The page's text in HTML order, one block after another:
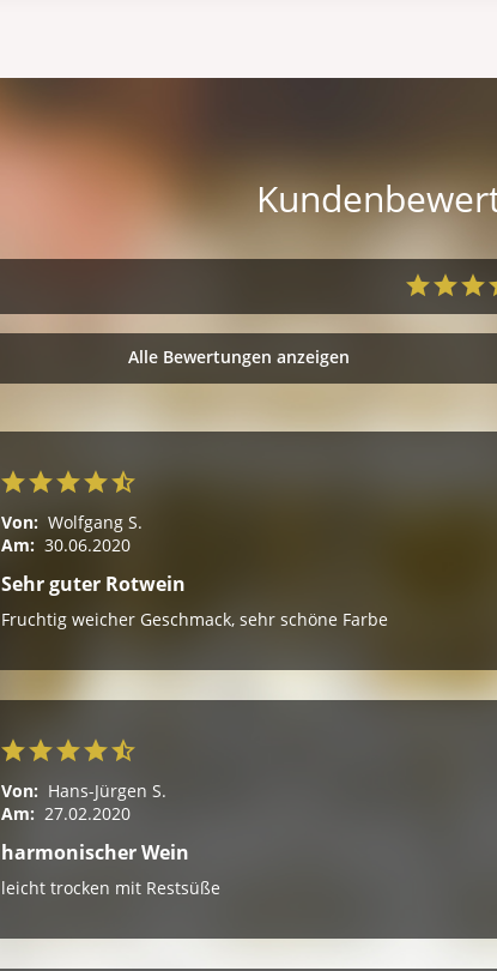
Alle Bewertungen anzeigen
Von: Wolfgang S.
Am: 30.06.2020
Sehr guter Rotwein
Fruchtig weicher Geschmack, sehr schöne Farbe
Von: Hans-Jürgen S.
Am: 27.02.2020
harmonischer Wein
leicht trocken mit Restsüße